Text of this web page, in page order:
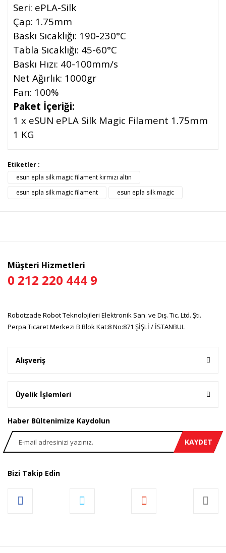
Seri: ePLA-Silk
Çap: 1.75mm
Baskı Sıcaklığı: 190-230°C
Tabla Sıcaklığı: 45-60°C
Baskı Hızı: 40-100mm/s
Net Ağırlık: 1000gr
Fan: 100%
Paket İçeriği:
1 x eSUN ePLA Silk Magic Filament 1.75mm
1 KG
Bu ürüne ilk yorumu siz yapın!
Bu ürünün fiyat bilgisi, resim, ürün açıklamalarında ve diğer
konularda yetersiz gördüğünüz noktaları öneri formunu
kullanarak tarafımıza iletebilirsiniz.
Görüş ve önerileriniz için teşekkür ederiz.
Etiketler :
esun epla silk magic filament kırmızı altın
esun epla silk magic filament
esun epla silk magic
Müşteri Hizmetleri
0 212 220 444 9
Robotzade Robot Teknolojileri Elektronik San. ve Dış. Tic. Ltd. Şti.
Perpa Ticaret Merkezi B Blok Kat:8 No:871 ŞİŞLİ / İSTANBUL
Alışveriş
Üyelik İşlemleri
Haber Bültenimize Kaydolun
KAYDET
Bizi Takip Edin